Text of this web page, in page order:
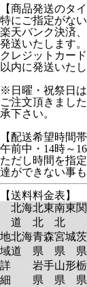
【商品発送のタ
特にご指定がない
楽天バンク決済
発送いたします。
クレジットカー
以内に発送いたし
※日曜・祝祭日
ご注文頂きまし
承下さい。
【配送希望時間
午前中・14時～
ただし時間を指
達ができない事も
【送料料金表】
北海
道
北東
北
南東
北
地
域
詳
細
北海
道
青森
県
岩手
県
宮城
県
山形
県